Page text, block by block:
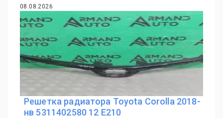
08.08.2026
Решетка радиатора Toyota Corolla 2018-
нв 5311402580 12 E210